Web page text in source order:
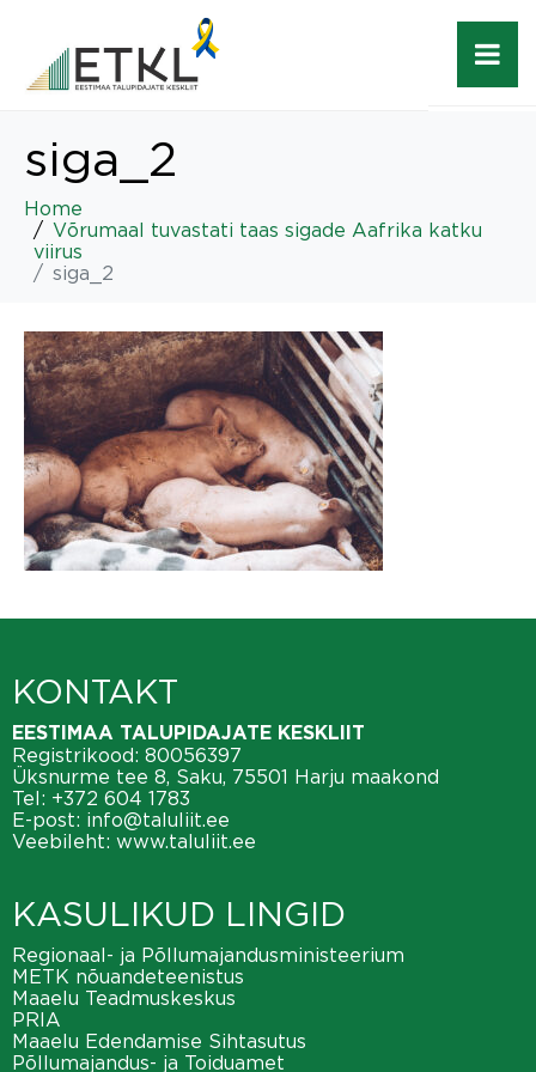
siga_2
Home
Võrumaal tuvastati taas sigade Aafrika katku
viirus
siga_2
KONTAKT
EESTIMAA TALUPIDAJATE KESKLIIT
Registrikood: 80056397
Üksnurme tee 8, Saku, 75501 Harju maakond
Tel: +372 604 1783
E-post: info@taluliit.ee
Veebileht: www.taluliit.ee
KASULIKUD LINGID
Regionaal- ja Põllumajandusministeerium
METK nõuandeteenistus
Maaelu Teadmuskeskus
PRIA
Maaelu Edendamise Sihtasutus
Põllumajandus- ja Toiduamet